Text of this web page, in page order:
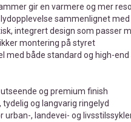
gir en varmere og mer
lydopplevelse sammenlignet
integrert design som passer
montering på styret
med både standard og high-end
utseende og premium finish
tydelig og langvarig ringelyd
urban-, landevei- og